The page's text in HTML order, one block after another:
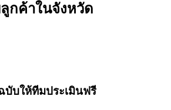
กค้าในจังหวัด
บับให้ทีมประเมินฟรี